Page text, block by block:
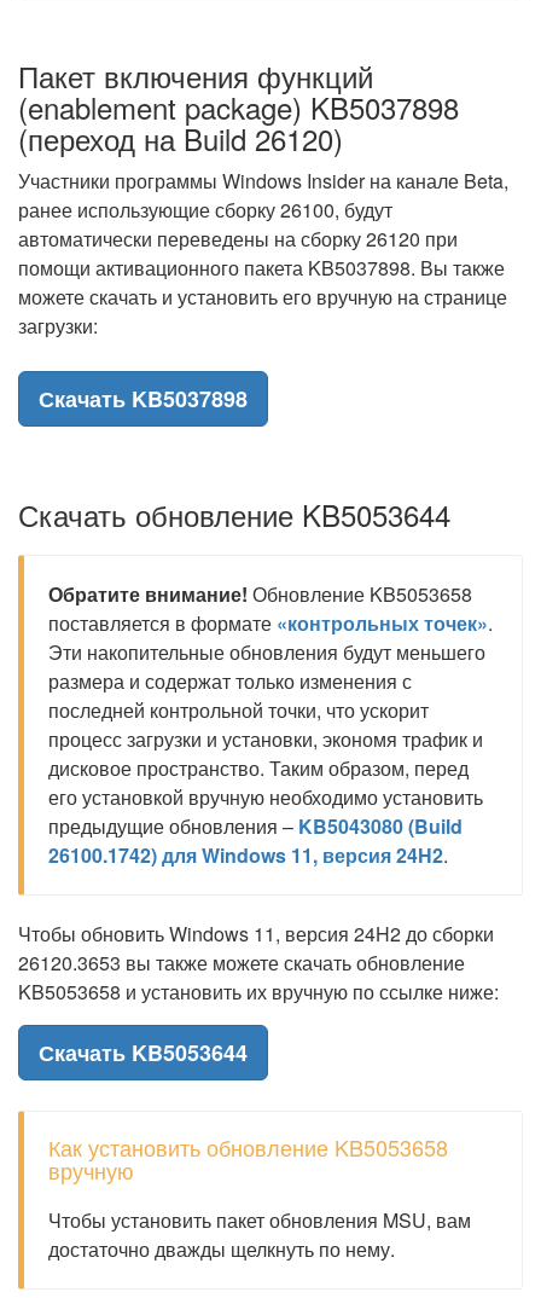
Пакет включения функций
(enablement package) KB5037898
(переход на Build 26120)
Участники программы Windows Insider на канале Beta,
ранее использующие сборку 26100, будут
автоматически переведены на сборку 26120 при
помощи активационного пакета KB5037898. Вы также
можете скачать и установить его вручную на странице
загрузки:
Скачать KB5037898
Скачать обновление KB5053644
Обратите внимание! Обновление KB5053658
поставляется в формате «контрольных точек».
Эти накопительные обновления будут меньшего
размера и содержат только изменения с
последней контрольной точки, что ускорит
процесс загрузки и установки, экономя трафик и
дисковое пространство. Таким образом, перед
его установкой вручную необходимо установить
предыдущие обновления – KB5043080 (Build
26100.1742) для Windows 11, версия 24H2.
Чтобы обновить Windows 11, версия 24H2 до сборки
26120.3653 вы также можете скачать обновление
KB5053658 и установить их вручную по ссылке ниже:
Скачать KB5053644
Как установить обновление KB5053658
вручную
Чтобы установить пакет обновления MSU, вам
достаточно дважды щелкнуть по нему.